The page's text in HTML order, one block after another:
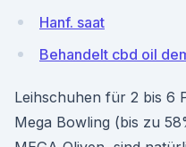
Hanf. saat
Behandelt cbd oil
Leihschuhen für 2 bis 6
Mega Bowling (bis zu